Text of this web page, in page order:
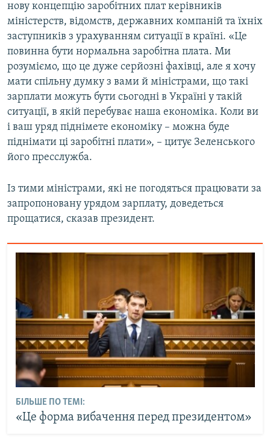
нову концепцію заробітних плат керівників
міністерств, відомств, державних компаній та їхніх
заступників з урахуванням ситуації в країні. «Це
повинна бути нормальна заробітна плата. Ми
розуміємо, що це дуже серйозні фахівці, але я хочу
мати спільну думку з вами й міністрами, що такі
зарплати можуть бути сьогодні в Україні у такій
ситуації, в якій перебуває наша економіка. Коли ви
і ваш уряд піднімете економіку – можна буде
піднімати ці заробітні плати», – цитує Зеленського
його пресслужба.
Із тими міністрами, які не погодяться працювати за
запропоновану урядом зарплату, доведеться
прощатися, сказав президент.
БІЛЬШЕ ПО ТЕМІ:
«Це форма вибачення перед президентом»